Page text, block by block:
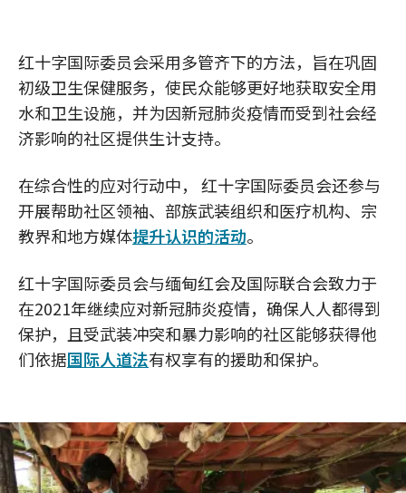
红十字国际委员会采用多管齐下的方法，旨在巩固
初级卫生保健服务，使民众能够更好地获取安全用
水和卫生设施，并为因新冠肺炎疫情而受到社会经
济影响的社区提供生计支持。
在综合性的应对行动中， 红十字国际委员会还参与
开展帮助社区领袖、部族武装组织和医疗机构、宗
教界和地方媒体提升认识的活动。
红十字国际委员会与缅甸红会及国际联合会致力于
在2021年继续应对新冠肺炎疫情，确保人人都得到
保护，且受武装冲突和暴力影响的社区能够获得他
们依据国际人道法有权享有的援助和保护。